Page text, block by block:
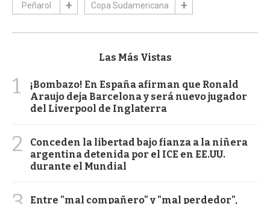
Peñarol Copa Sudamericana
Las Más Vistas
1
¡Bombazo! En España afirman que Ronald
Araujo deja Barcelona y será nuevo jugador
del Liverpool de Inglaterra
2
Conceden la libertad bajo fianza a la niñera
argentina detenida por el ICE en EE.UU.
durante el Mundial
Entre "mal compañero" y "mal perdedor",